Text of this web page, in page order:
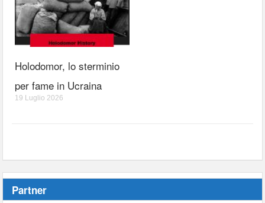
Holodomor, lo sterminio
per fame in Ucraina
19 Luglio 2026
Partner